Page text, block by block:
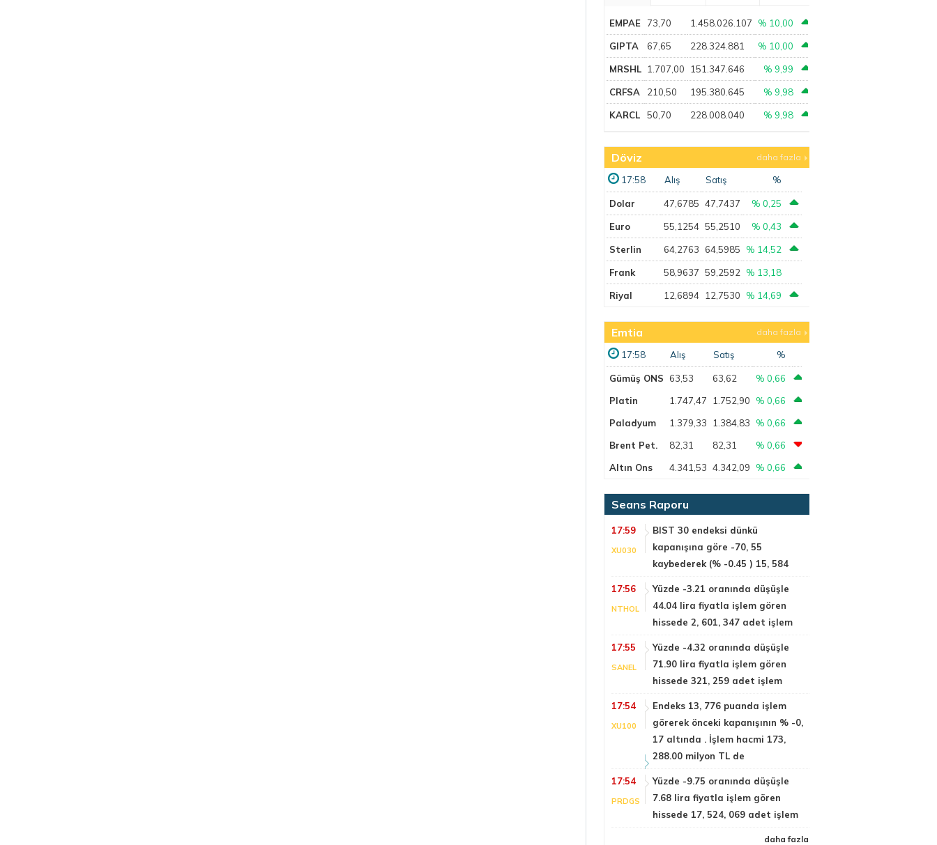
EMPAE 73,70 1.458.026.107 % 10,00
GIPTA 67,65 228.324.881 % 10,00
MRSHL 1.707,00 151.347.646 % 9,99
CRFSA 210,50 195.380.645 % 9,98
KARCL 50,70 228.008.040 % 9,98
Döviz daha fazla
17:58 Alış Satış %
Dolar 47,6785 47,7437 % 0,25
Euro 55,1254 55,2510 % 0,43
Sterlin 64,2763 64,5985 % 14,52
Frank 58,9637 59,2592 % 13,18
Riyal 12,6894 12,7530 % 14,69
Emtia daha fazla
17:58 Alış Satış %
Gümüş ONS 63,53 63,62
% 0,66
Platin
1.747,47 1.752,90
% 0,66
Paladyum
1.379,33 1.384,83
% 0,66
Brent Pet.
82,31 82,31
% 0,66
Altın Ons
4.341,53 4.342,09 % 0,66
Seans Raporu
17:59
XU030
BIST 30 endeksi dünkü
kapanışına göre -70, 55
kaybederek (% -0.45 ) 15, 584
17:56
NTHOL
Yüzde -3.21 oranında düşüşle
44.04 lira fiyatla işlem gören
hissede 2, 601, 347 adet işlem
17:55
SANEL
Yüzde -4.32 oranında düşüşle
71.90 lira fiyatla işlem gören
hissede 321, 259 adet işlem
17:54
XU100
Endeks 13, 776 puanda işlem
görerek önceki kapanışının % -0,
17 altında . İşlem hacmi 173,
288.00 milyon TL de
17:54
PRDGS
Yüzde -9.75 oranında düşüşle
7.68 lira fiyatla işlem gören
hissede 17, 524, 069 adet işlem
daha fazla